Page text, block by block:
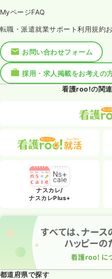
MyページFAQ
転職・派遣就業サポート利用規約
お問い合わせフォーム
採用・求人掲載をお考えの
看護roo!の関
ナスカレ/
ナスカレPlus+
都道府県で探す